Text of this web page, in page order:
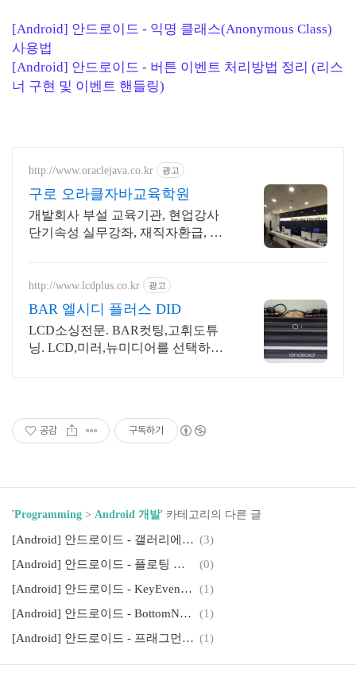
[Android] 안드로이드 - 익명 클래스(Anonymous Class)
사용법
[Android] 안드로이드 - 버튼 이벤트 처리방법 정리 (리스
너 구현 및 이벤트 핸들링)
http://www.oraclejava.co.kr 광고
구로 오라클자바교육학원
개발회사 부설 교육기관, 현업강사
단기속성 실무강좌, 재직자환급, 구
http://www.lcdplus.co.kr 광고
BAR 엘시디 플러스 DID
LCD소싱전문. BAR컷팅,고휘도튜
닝. LCD,미러,뉴미디어를 선택하여
공감 구독하기
'Programming > Android 개발' 카테고리의 다른 글
[Android] 안드로이드 - 갤러리에서 이미지 가져오기 (3)
[Android] 안드로이드 - 플로팅 액션 버튼(Floating Action Button) 사용법
(0)
[Android] 안드로이드 - KeyEvent(키 이벤트) 처리
(1)
[Android] 안드로이드 - BottomNavigationView 사용하여 하단 메뉴 만들기
(1)
[Android] 안드로이드 - 프래그먼트 (Fragment) 사용하기 (1)